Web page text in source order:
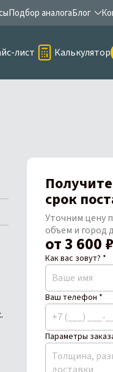
Подбор аналогаБлог
лист Калькулятор
срок
Уточним цену
объем и город
от 3 600
Как вас зовут? *
Ваш телефон *
Параметры